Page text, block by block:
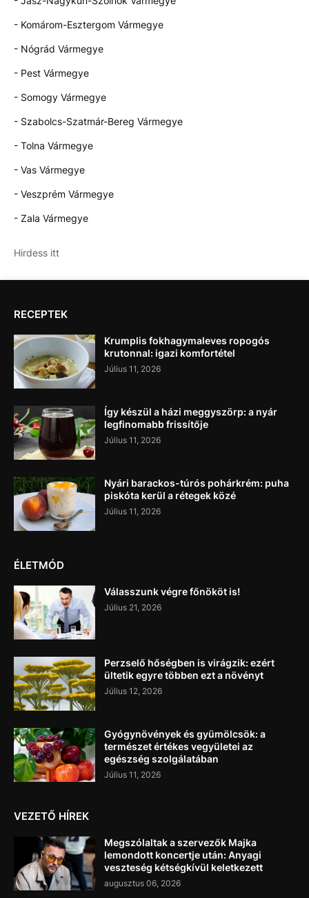
- Komárom-Esztergom Vármegye
- Nógrád Vármegye
- Pest Vármegye
- Somogy Vármegye
- Szabolcs-Szatmár-Bereg Vármegye
- Tolna Vármegye
- Vas Vármegye
- Veszprém Vármegye
- Zala Vármegye
Hirdess itt
RECEPTEK
Krumplis fokhagymaleves ropogós
krutonnal: igazi komfortétel
Július 11, 2026
Így készül a házi meggyszörp: a nyár
legfinomabb frissítője
Július 11, 2026
Nyári barackos-túrós pohárkrém: puha
piskóta kerül a rétegek közé
Július 11, 2026
ÉLETMÓD
Válasszunk végre főnököt is!
Július 21, 2026
Perzselő hőségben is virágzik: ezért
ültetik egyre többen ezt a növényt
Július 12, 2026
Gyógynövények és gyümölcsök: a
természet értékes vegyületei az
egészség szolgálatában
Július 11, 2026
VEZETŐ HÍREK
Megszólaltak a szervezők Majka
lemondott koncertje után: Anyagi
veszteség kétségkívül keletkezett
augusztus 06, 2026